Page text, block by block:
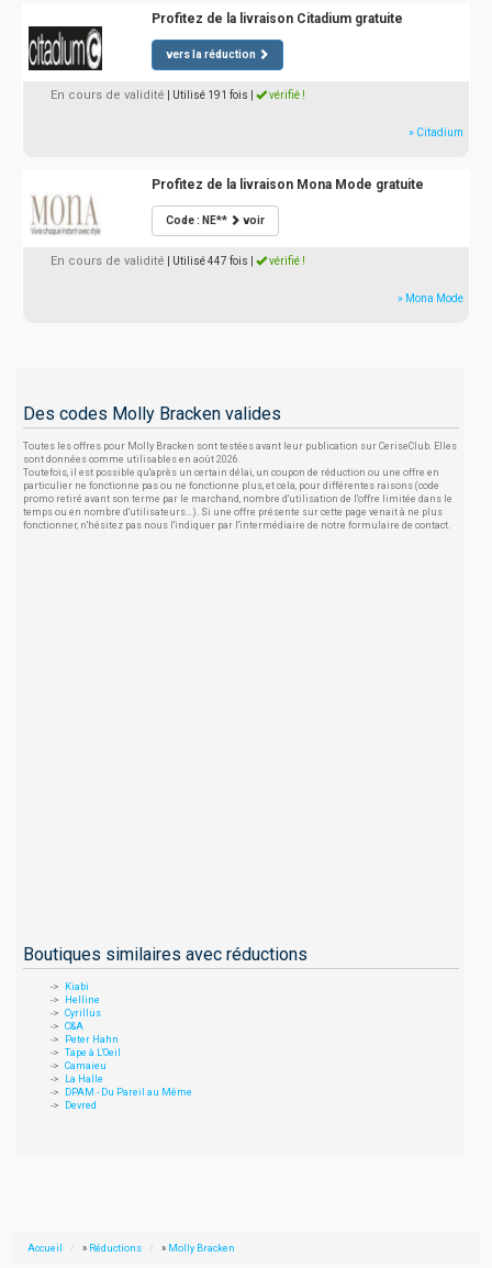
Profitez de la livraison Citadium gratuite
vers la réduction
En cours de validité | Utilisé 191 fois vérifié !
» Citadium
Profitez de la livraison Mona Mode gratuite
Code : NE** voir
En cours de validité | Utilisé 447 fois vérifié !
» Mona Mode
Des codes Molly Bracken valides
Toutes les offres pour Molly Bracken sont testées avant leur publication sur CeriseClub. Elles
sont données comme utilisables en août 2026.
Toutefois, il est possible qu'après un certain délai, un coupon de réduction ou une offre en
particulier ne fonctionne pas ou ne fonctionne plus, et cela, pour différentes raisons (code
promo retiré avant son terme par le marchand, nombre d'utilisation de l'offre limitée dans le
temps ou en nombre d'utilisateurs...). Si une offre présente sur cette page venait à ne plus
fonctionner, n'hésitez pas nous l'indiquer par l'intermédiaire de notre formulaire de contact.
Boutiques similaires avec réductions
Kiabi
Helline
Cyrillus
C&A
Peter Hahn
Tape à L'Oeil
Camaieu
La Halle
DPAM - Du Pareil au Même
Devred
Accueil » Réductions » Molly Bracken